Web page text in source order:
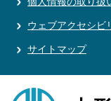
ウェブアクセシビ
サイトマップ